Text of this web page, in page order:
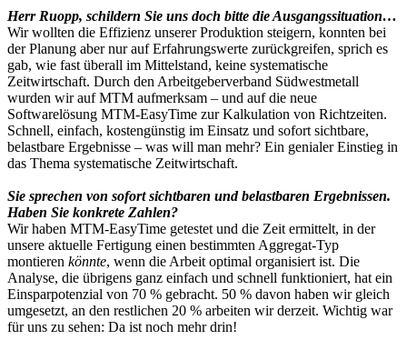
Herr Ruopp, schildern Sie uns doch bitte die Ausgangssituation…
Wir wollten die Effizienz unserer Produktion steigern, konnten bei
der Planung aber nur auf Erfahrungswerte zurückgreifen, sprich es
gab, wie fast überall im Mittelstand, keine systematische
Zeitwirtschaft. Durch den Arbeitgeberverband Südwestmetall
wurden wir auf MTM aufmerksam – und auf die neue
Softwarelösung MTM-EasyTime zur Kalkulation von Richtzeiten.
Schnell, einfach, kostengünstig im Einsatz und sofort sichtbare,
belastbare Ergebnisse – was will man mehr? Ein genialer Einstieg in
das Thema systematische Zeitwirtschaft.
Sie sprechen von sofort sichtbaren und belastbaren Ergebnissen.
Haben Sie konkrete Zahlen?
Wir haben MTM-EasyTime getestet und die Zeit ermittelt, in der
unsere aktuelle Fertigung einen bestimmten Aggregat-Typ
montieren könnte, wenn die Arbeit optimal organisiert ist. Die
Analyse, die übrigens ganz einfach und schnell funktioniert, hat ein
Einsparpotenzial von 70 % gebracht. 50 % davon haben wir gleich
umgesetzt, an den restlichen 20 % arbeiten wir derzeit. Wichtig war
für uns zu sehen: Da ist noch mehr drin!